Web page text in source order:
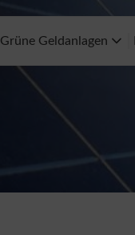
Grüne Geldanlagen